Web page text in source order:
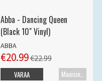
Abba - Dancing Queen
(Black 10" Vinyl)
ABBA
€20.99€22.99
Maxisingle
VARAA